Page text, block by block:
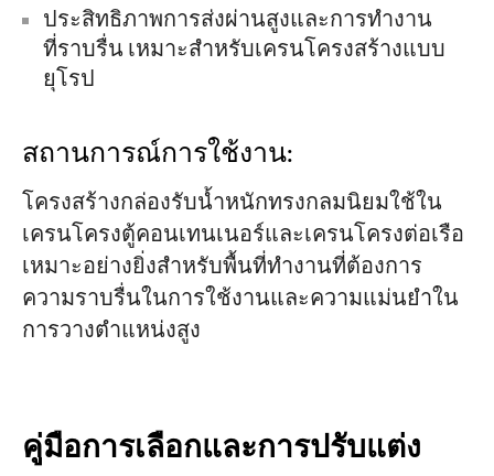
ประสิทธิภาพการส่งผ่านสูงและการทำงาน
ที่ราบรื่น เหมาะสำหรับเครนโครงสร้างแบบ
ยุโรป
สถานการณ์การใช้งาน:
โครงสร้างกล่องรับน้ำหนักทรงกลมนิยมใช้ใน
เครนโครงตู้คอนเทนเนอร์และเครนโครงต่อเรือ
เหมาะอย่างยิ่งสำหรับพื้นที่ทำงานที่ต้องการ
ความราบรื่นในการใช้งานและความแม่นยำใน
การวางตำแหน่งสูง
คู่มือการเลือกและการปรับแต่ง